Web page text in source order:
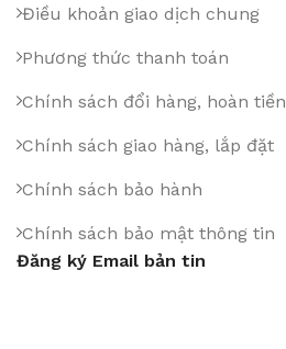
Điều khoản giao dịch chung
Phương thức thanh toán
Chính sách đổi hàng, hoàn tiền
Chính sách giao hàng, lắp đặt
Chính sách bảo hành
Chính sách bảo mật thông tin
Đăng ký Email bản tin